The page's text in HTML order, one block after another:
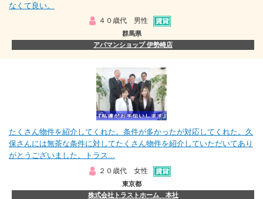
なくて良い。
４０歳代 男性
群馬県
アパマンショップ 伊勢崎店
たくさん物件を紹介してくれた。条件が多かったが対応してくれた。久
保さんには無茶な条件に対してたくさん物件を紹介していただいてあり
がとうございました。トラス...
２０歳代 女性
東京都
株式会社トラストホーム 本社